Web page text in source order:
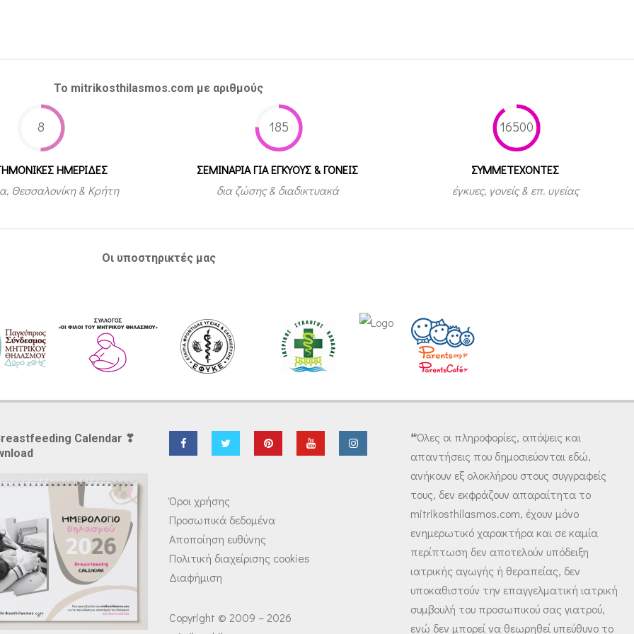
Το mitrikosthilasmos.com με αριθμούς
8
ΗΜΕΡΙΔΕΣ
Θεσσαλονίκη & Κρήτη
185
ΣΕΜΙΝΑΡΙΑ ΓΙΑ ΕΓΚΥΟΥΣ & ΓΟΝΕΙΣ
δια ζώσης & διαδικτυακά
16500
ΣΥΜΜΕΤEΧΟΝΤΕΣ
έγκυες, γονείς & επ. υγείας
Οι υποστηρικτές μας
Calendar ❣
Όροι χρήσης
Προσωπικά δεδομένα
Αποποίηση ευθύνης
Πολιτική διαχείρισης cookies
Διαφήμιση
Copyright © 2009 – 2026
❝Όλες οι πληροφορίες, απόψεις και
απαντήσεις που δημοσιεύονται εδώ,
ανήκουν εξ ολοκλήρου στους συγγραφείς
τους, δεν εκφράζουν απαραίτητα το
mitrikosthilasmos.com, έχουν μόνο
ενημερωτικό χαρακτήρα και σε καμία
περίπτωση δεν αποτελούν υπόδειξη
ιατρικής αγωγής ή θεραπείας, δεν
υποκαθιστούν την επαγγελματική ιατρική
συμβουλή του προσωπικού σας γιατρού,
ενώ δεν μπορεί να θεωρηθεί υπεύθυνο το